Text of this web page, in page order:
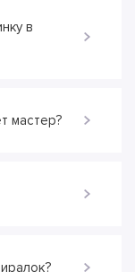
в
мастер?